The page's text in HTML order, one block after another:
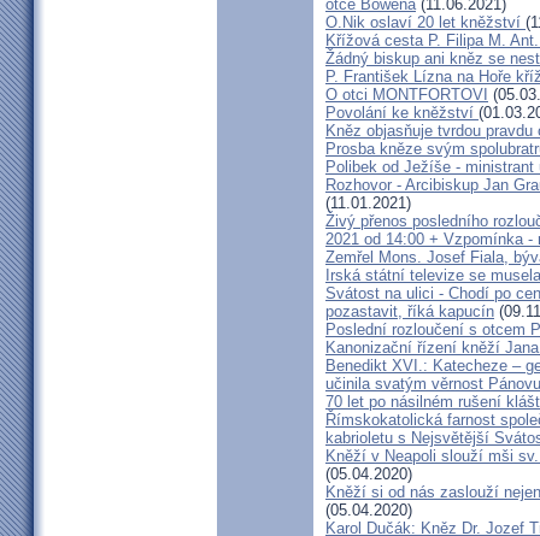
otce Bowena(11.06.2021)
O.Nik oslaví 20 let kněžství
Křížová cesta P. Filipa M.
Žádný biskup ani kněz se
P. František Lízna na Hoře
O otci MONTFORTOVI
Povolání ke kněžství
Kněz objasňuje tvrdou
Prosba kněze svým
Polibek od Ježíše -
Rozhovor - Arcibiskup Jan
(11.01.2021)
Živý přenos posledního
2021 od 14:00 + Vzpomínka
Zemřel Mons. Josef Fiala,
Irská státní televize se
Svátost na ulici - Chodí po
pozastavit, říká kapucín
Poslední rozloučení s otcem
Kanonizační řízení kněží
Benedikt XVI.: Katecheze –
učinila svatým věrnost
70 let po násilném rušení
Římskokatolická farnost
kabrioletu s Nejsvětější
Kněží v Neapoli slouží mši
(05.04.2020)
Kněží si od nás zaslouží
(05.04.2020)
Karol Dučák: Kněz Dr. Jozef